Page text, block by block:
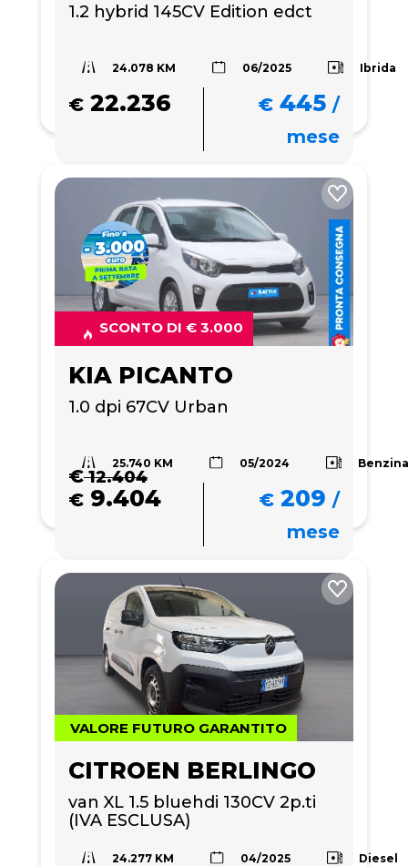
1.2 hybrid 145CV Edition edct
24.078 KM 06/2025 Ibrida
€ 22.236 € 445 /
mese
SCONTO DI € 3.000
KIA PICANTO
1.0 dpi 67CV Urban
25.740 KM 05/2024
€12.404
€ 9.404 € 209 /
mese
VALORE FUTURO GARANTITO
CITROEN BERLINGO
van XL 1.5 bluehdi 130CV 2p.ti
(IVA ESCLUSA)
24.277 KM 04/2025 Diesel